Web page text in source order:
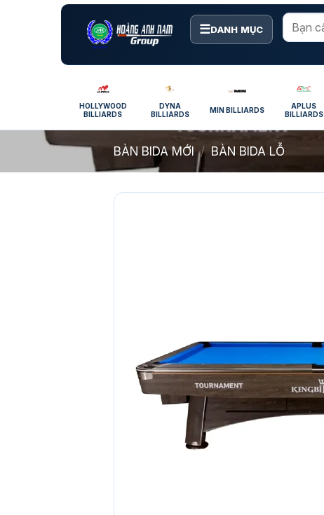
☰DANH MỤC
HOLLYWOOD
BILLIARDS
DYNA
BILLIARDS
MIN BILLIARDS
APLUS
BILLIARDS
BÀN BIDA MỚI / BÀN BIDA LỖ